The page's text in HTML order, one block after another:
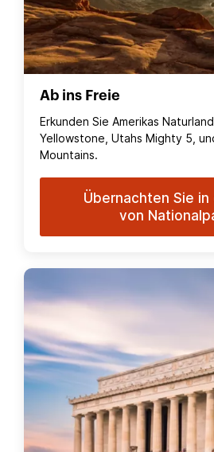
Ab ins Freie
Erkunden Sie Amerikas
Yellowstone, Utahs Mighty 5,
Mountains.
Übernachten Sie in
von